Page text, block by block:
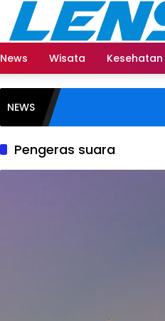
News
Wisata Kesehatan
NEWS
Pengeras suara